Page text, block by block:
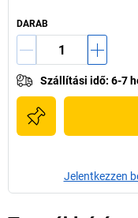
DARAB
Szállítási idő: 6-7
Jelentkezzen